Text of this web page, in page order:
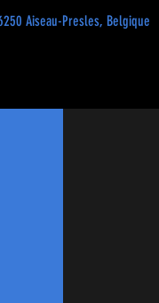
Aiseau-Presles, Belgique